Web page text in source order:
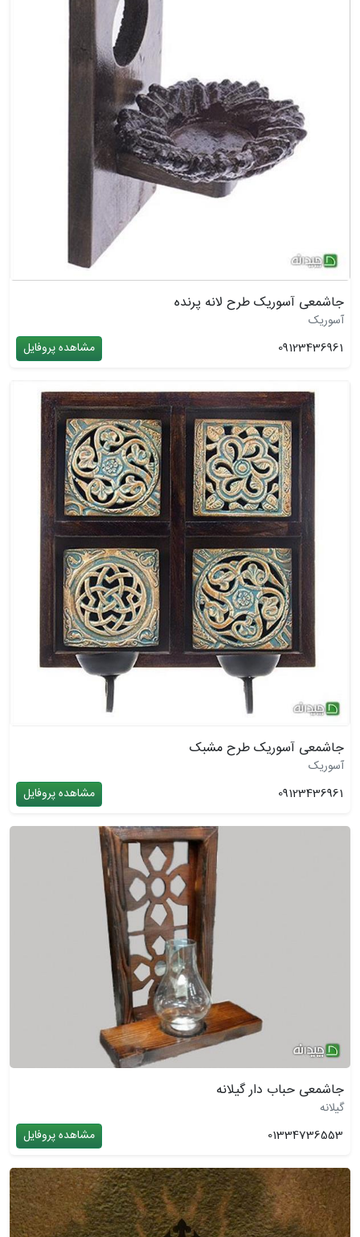
جاشمعی آسوریک طرح لانه پرنده
آسوریک
09123436961
مشاهده پروفایل
جاشمعی آسوریک طرح مشبک
آسوریک
09123436961
مشاهده پروفایل
جاشمعی حباب دار گیلانه
گیلانه
01334736553
مشاهده پروفایل